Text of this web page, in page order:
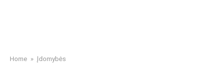
Home » Įdomybės